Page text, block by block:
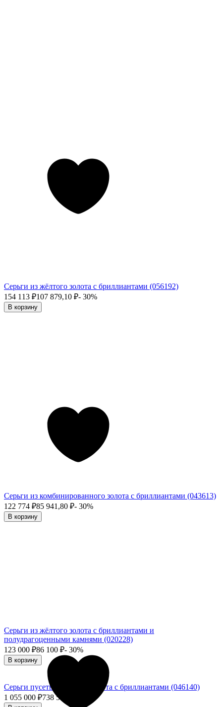
Серьги из комбинированного золота с бриллиантами (043613)
122 774 ₽85 941,80 ₽- 30%
В корзину
Серьги из жёлтого золота с бриллиантами (056192)
154 113 ₽107 879,10 ₽- 30%
В корзину
Серьги пусеты из белого золота с бриллиантами (046140)
1 055 000 ₽738 500
Серьги из жёлтого золота с бриллиантами и
полудрагоценными камнями (020228)
123 000 ₽86 100 ₽- 30%
В корзину